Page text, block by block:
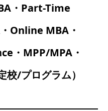
・Part-Time
Online MBA・
・MPP/MPA・
/プログラム）